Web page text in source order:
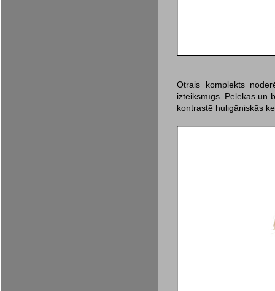
Otrais komplekts
izteiksmīgs. Pelēkās un
kontrastē huligāniskās